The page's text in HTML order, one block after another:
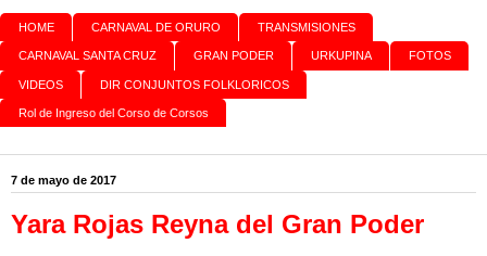
HOME CARNAVAL DE ORURO TRANSMISIONES
CARNAVAL SANTA CRUZ GRAN PODER URKUPINA FOTOS
VIDEOS DIR CONJUNTOS FOLKLORICOS
Rol de Ingreso del Corso de Corsos
7 de mayo de 2017
Yara Rojas Reyna del Gran Poder